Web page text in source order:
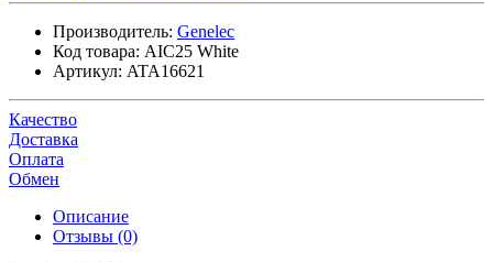
Производитель: Genelec
Код товара: AIC25 White
Артикул: ATA16621
Качество
Доставка
Оплата
Обмен
Описание
Отзывы (0)